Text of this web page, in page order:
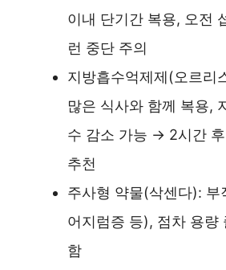
이내 단기간 복용, 오전
런 중단 주의
지방흡수억제제(오르리
많은 식사와 함께 복용,
수 감소 가능 → 2시간
추천
주사형 약물(삭센다): 부
어지럼증 등), 점차 용량
함